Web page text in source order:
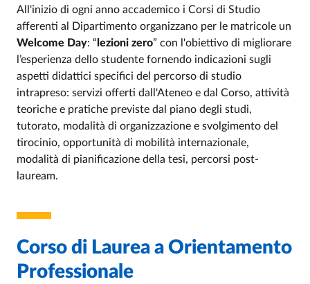
All'inizio di ogni anno accademico i Corsi di Studio
afferenti al Dipartimento organizzano per le matricole un
Welcome Day: “ lezioni zero” con l'obiettivo di migliorare
l’esperienza dello studente fornendo indicazioni sugli
aspetti didattici specifici del percorso di studio
intrapreso: servizi offerti dall'Ateneo e dal Corso, attività
teoriche e pratiche previste dal piano degli studi,
tutorato, modalità di organizzazione e svolgimento del
tirocinio, opportunità di mobilità internazionale,
modalità di pianificazione della tesi, percorsi post-
lauream.
Corso di Laurea a Orientamento
Professionale